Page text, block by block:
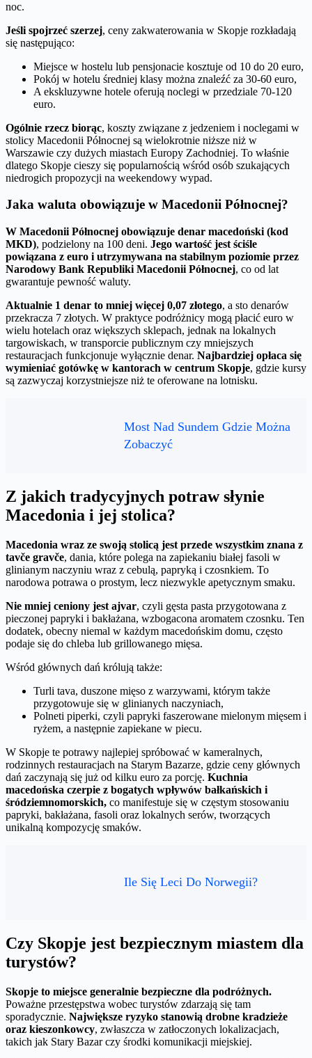
noc.
Jeśli spojrzeć szerzej, ceny zakwaterowania w Skopje rozkładają
się następująco:
Miejsce w hostelu lub pensjonacie kosztuje od 10 do 20 euro,
Pokój w hotelu średniej klasy można znaleźć za 30-60 euro,
A ekskluzywne hotele oferują noclegi w przedziale 70-120
euro.
Ogólnie rzecz biorąc, koszty związane z jedzeniem i noclegami w
stolicy Macedonii Północnej są wielokrotnie niższe niż w
Warszawie czy dużych miastach Europy Zachodniej. To właśnie
dlatego Skopje cieszy się popularnością wśród osób szukających
niedrogich propozycji na weekendowy wypad.
Jaka waluta obowiązuje w Macedonii Północnej?
W Macedonii Północnej obowiązuje denar macedoński (kod
MKD), podzielony na 100 deni. Jego wartość jest ściśle
powiązana z euro i utrzymywana na stabilnym poziomie przez
Narodowy Bank Republiki Macedonii Północnej, co od lat
gwarantuje pewność waluty.
Aktualnie 1 denar to mniej więcej 0,07 złotego, a sto denarów
przekracza 7 złotych. W praktyce podróżnicy mogą płacić euro w
wielu hotelach oraz większych sklepach, jednak na lokalnych
targowiskach, w transporcie publicznym czy mniejszych
restauracjach funkcjonuje wyłącznie denar. Najbardziej opłaca się
wymieniać gotówkę w kantorach w centrum Skopje, gdzie kursy
są zazwyczaj korzystniejsze niż te oferowane na lotnisku.
Most Nad Sundem Gdzie Można
Zobaczyć
Z jakich tradycyjnych potraw słynie
Macedonia i jej stolica?
Macedonia wraz ze swoją stolicą jest przede wszystkim znana z
tavče gravče, dania, które polega na zapiekaniu białej fasoli w
glinianym naczyniu wraz z cebulą, papryką i czosnkiem. To
narodowa potrawa o prostym, lecz niezwykle apetycznym smaku.
Nie mniej ceniony jest ajvar, czyli gęsta pasta przygotowana z
pieczonej papryki i bakłażana, wzbogacona aromatem czosnku. Ten
dodatek, obecny niemal w każdym macedońskim domu, często
podaje się do chleba lub grillowanego mięsa.
Wśród głównych dań królują także:
Turli tava, duszone mięso z warzywami, którym także
przygotowuje się w glinianych naczyniach,
Polneti piperki, czyli papryki faszerowane mielonym mięsem i
ryżem, a następnie zapiekane w piecu.
W Skopje te potrawy najlepiej spróbować w kameralnych,
rodzinnych restauracjach na Starym Bazarze, gdzie ceny głównych
dań zaczynają się już od kilku euro za porcję. Kuchnia
macedońska czerpie z bogatych wpływów bałkańskich i
śródziemnomorskich, co manifestuje się w częstym stosowaniu
papryki, bakłażana, fasoli oraz lokalnych serów, tworzących
unikalną kompozycję smaków.
Ile Się Leci Do Norwegii?
Czy Skopje jest bezpiecznym miastem dla
turystów?
Skopje to miejsce generalnie bezpieczne dla podróżnych.
Poważne przestępstwa wobec turystów zdarzają się tam
sporadycznie. Największe ryzyko stanowią drobne kradzieże
oraz kieszonkowcy, zwłaszcza w zatłoczonych lokalizacjach,
takich jak Stary Bazar czy środki komunikacji miejskiej.